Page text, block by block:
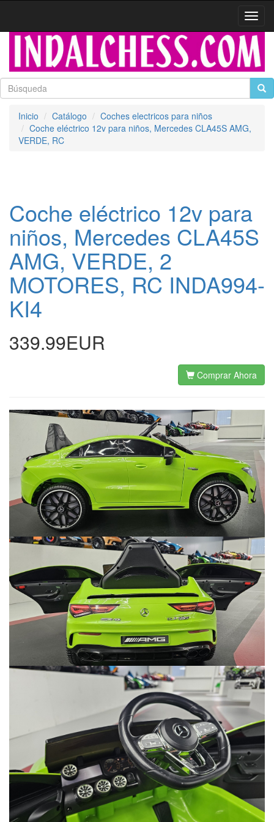
Inicio Catálogo
Coches electricos para niños
Coche eléctrico 12v para niños, Mercedes CLA45S AMG,
VERDE, RC
Coche eléctrico 12v para
niños, Mercedes CLA45S
AMG, VERDE, 2
MOTORES, RC INDA994-
KI4
339.99EUR
Comprar Ahora